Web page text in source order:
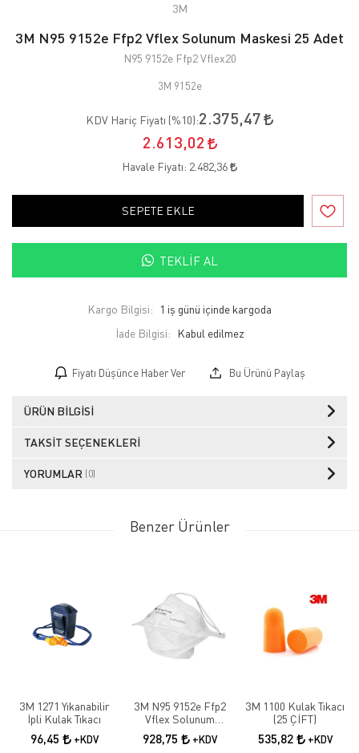
3M
3M N95 9152e Ffp2 Vflex Solunum Maskesi 25 Adet
N95 9152e Ffp2 Vflex20
3M 9152e
KDV Hariç Fiyatı (%10):2.375,47
2.613,02
Havale Fiyatı: 2.482,36
SEPETE EKLE
TEKLIF AL
Kargo Bilgisi:
1 iş günü içinde kargoda
İade Bilgisi:
Fiyatı Düşünce Haber Ver Bu Ürünü Paylaş
ÜRÜN BILGISI
TAKSIT SEÇENEKLERI
YORUMLAR (0)
Benzer Ürünler
3M 1271 Yıkanabilir
İpli Kulak Tıkacı
96,45 +KDV
3M N95 9152e Ffp2
Vflex Solunum
Maskesi 10 Adet
928,75 +KDV
3M 1100 Kulak Tıkacı
(25 ÇİFT)
535,82 +KDV